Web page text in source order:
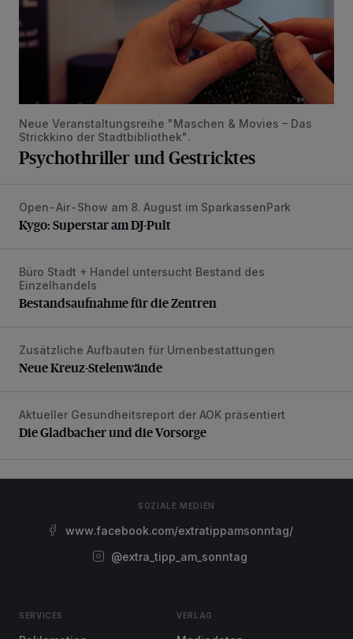
Neue Veranstaltungsreihe "Maschen & Movies – Das
Strickkino der Stadtbibliothek".
Psychothriller und Gestricktes
Kygo: Superstar am DJ-Pult
Open-Air-Show am 8. August im SparkassenPark
Kygo: Superstar am DJ-Pult
Bestandsaufnahme für die Zentren
Büro Stadt + Handel untersucht Bestand des
Einzelhandels
Bestandsaufnahme für die Zentren
Neue Kreuz-Stelenwände
Zusätzliche Aufbauten für Urnenbestattungen
Neue Kreuz-Stelenwände
Die Gladbacher und die Vorsorge
Aktueller Gesundheitsreport der AOK präsentiert
Die Gladbacher und die Vorsorge
SOZIALE MEDIEN
www.facebook.com/extratippamsonntag/
@extra_tipp_am_sonntag
SERVICES VERLAG